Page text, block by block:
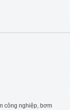
công nghiệp, bơm